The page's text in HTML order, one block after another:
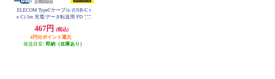
ELECOM TypeCケーブル (USB-C t
o C) 1m 充電/データ転送用 PD 100
ホワイト U2C-CC5PC10NWH
467円
(税込)
4円分ポイント還元
発送目安: 即納（在庫あり）